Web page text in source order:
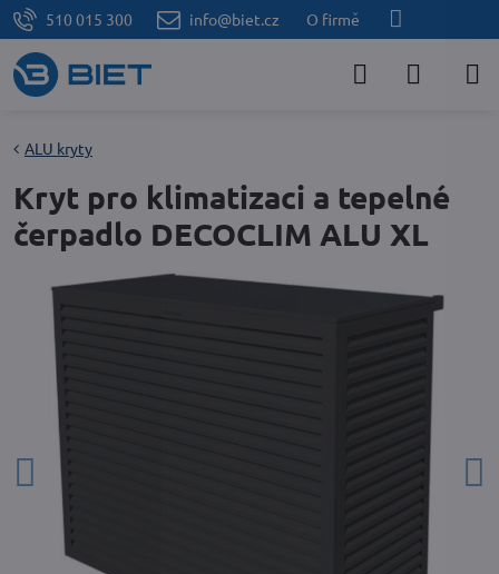
510 015 300 info@biet.cz O firmě
ALU kryty
Kryt pro klimatizaci a tepelné
čerpadlo DECOCLIM ALU XL